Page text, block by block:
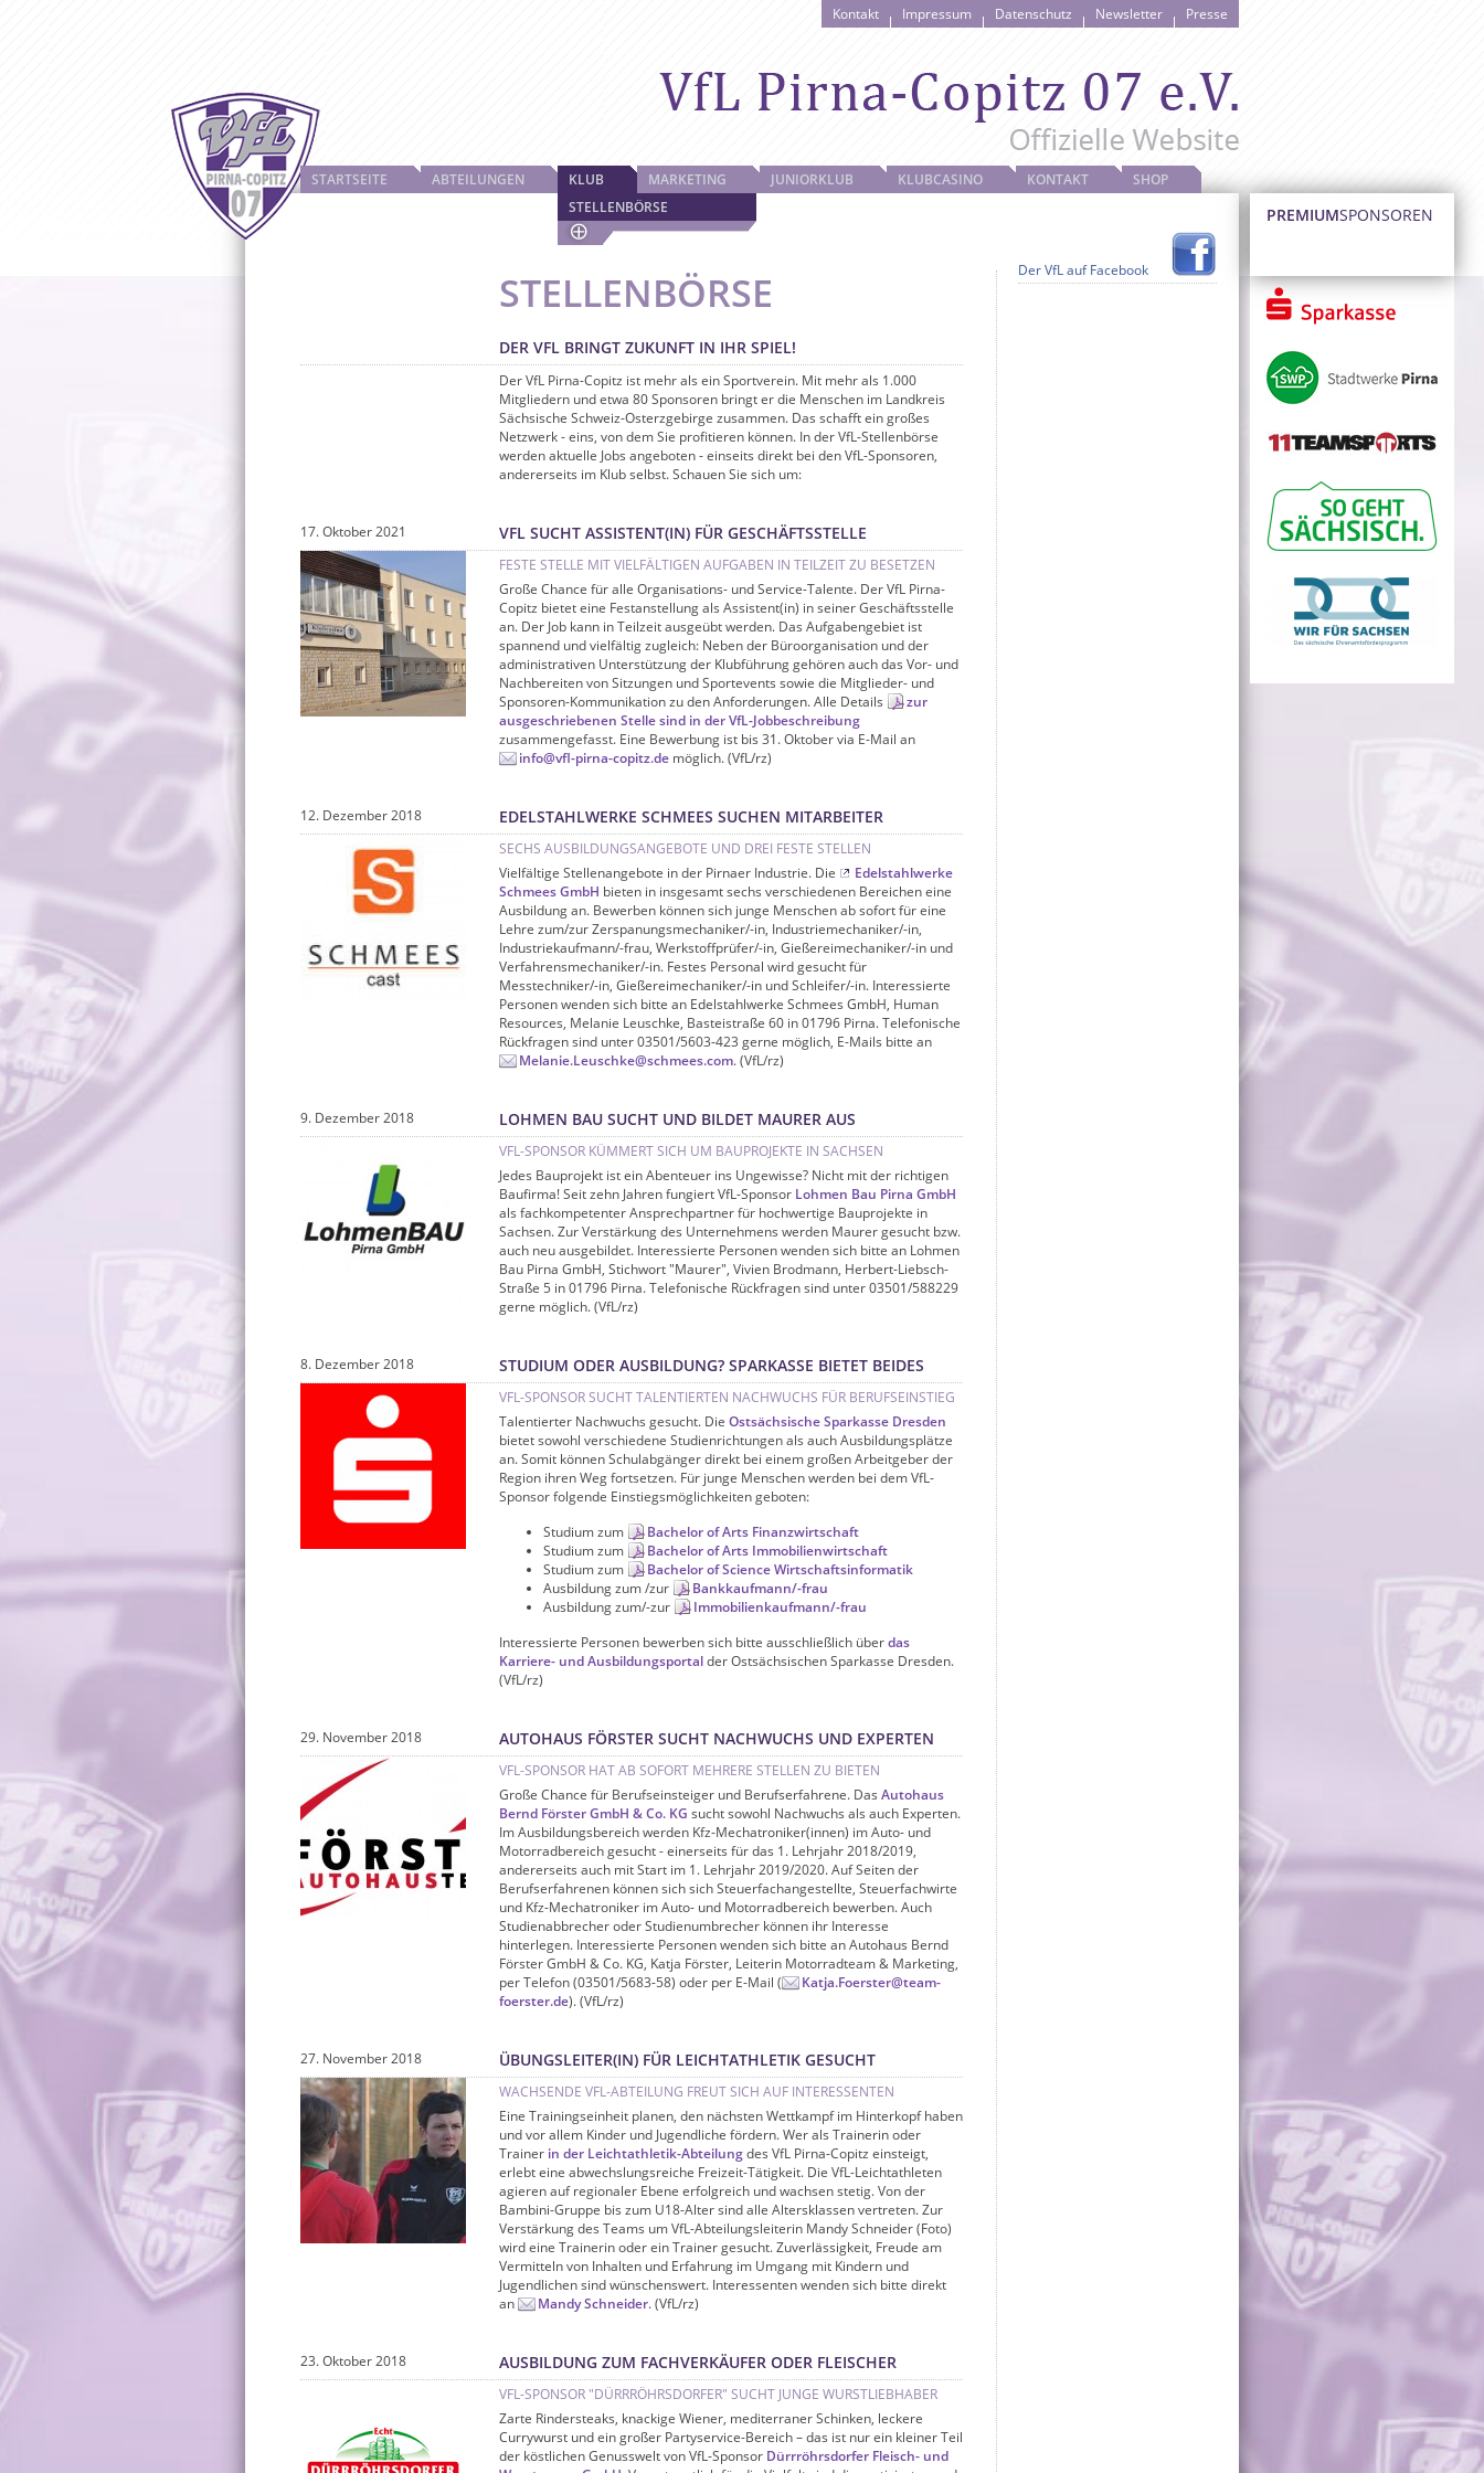
Kontakt Impressum Datenschutz Newsletter Presse
STARTSEITE ABTEILUNGEN
KLUB
STELLENBÖRSE
MARKETING JUNIORKLUB KLUBCASINO KONTAKT SHOP
Der VfL auf Facebook
PREMIUMSPONSOREN
STELLENBÖRSE
DER VFL BRINGT ZUKUNFT IN IHR SPIEL!
Der VfL Pirna-Copitz ist mehr als ein Sportverein. Mit mehr als 1.000
Mitgliedern und etwa 80 Sponsoren bringt er die Menschen im Landkreis
Sächsische Schweiz-Osterzgebirge zusammen. Das schafft ein großes
Netzwerk - eins, von dem Sie profitieren können. In der VfL-Stellenbörse
werden aktuelle Jobs angeboten - einseits direkt bei den VfL-Sponsoren,
andererseits im Klub selbst. Schauen Sie sich um:
VFL SUCHT ASSISTENT(IN) FÜR GESCHÄFTSSTELLE
17. Oktober 2021
FESTE STELLE MIT VIELFÄLTIGEN AUFGABEN IN TEILZEIT ZU BESETZEN
Große Chance für alle Organisations- und Service-Talente. Der VfL Pirna-
Copitz bietet eine Festanstellung als Assistent(in) in seiner Geschäftsstelle
an. Der Job kann in Teilzeit ausgeübt werden. Das Aufgabengebiet ist
spannend und vielfältig zugleich: Neben der Büroorganisation und der
administrativen Unterstützung der Klubführung gehören auch das Vor- und
Nachbereiten von Sitzungen und Sportevents sowie die Mitglieder- und
Sponsoren-Kommunikation zu den Anforderungen. Alle Details
zur
ausgeschriebenen Stelle sind in der VfL-Jobbeschreibung
zusammengefasst. Eine Bewerbung ist bis 31. Oktober via E-Mail an
info@vfl-pirna-copitz.de möglich. (VfL/rz)
EDELSTAHLWERKE SCHMEES SUCHEN MITARBEITER
12. Dezember 2018
SECHS AUSBILDUNGSANGEBOTE UND DREI FESTE STELLEN
Vielfältige Stellenangebote in der Pirnaer Industrie. Die
Edelstahlwerke
Schmees GmbH bieten in insgesamt sechs verschiedenen Bereichen eine
Ausbildung an. Bewerben können sich junge Menschen ab sofort für eine
Lehre zum/zur Zerspanungsmechaniker/-in, Industriemechaniker/-in,
Industriekaufmann/-frau, Werkstoffprüfer/-in, Gießereimechaniker/-in und
Verfahrensmechaniker/-in. Festes Personal wird gesucht für
Messtechniker/-in, Gießereimechaniker/-in und Schleifer/-in. Interessierte
Personen wenden sich bitte an Edelstahlwerke Schmees GmbH, Human
Resources, Melanie Leuschke, Basteistraße 60 in 01796 Pirna. Telefonische
Rückfragen sind unter 03501/5603-423 gerne möglich, E-Mails bitte an
Melanie.Leuschke@schmees.com. (VfL/rz)
LOHMEN BAU SUCHT UND BILDET MAURER AUS
9. Dezember 2018
VFL-SPONSOR KÜMMERT SICH UM BAUPROJEKTE IN SACHSEN
Jedes Bauprojekt ist ein Abenteuer ins Ungewisse? Nicht mit der richtigen
Baufirma! Seit zehn Jahren fungiert VfL-Sponsor Lohmen Bau Pirna GmbH
als fachkompetenter Ansprechpartner für hochwertige Bauprojekte in
Sachsen. Zur Verstärkung des Unternehmens werden Maurer gesucht bzw.
auch neu ausgebildet. Interessierte Personen wenden sich bitte an Lohmen
Bau Pirna GmbH, Stichwort "Maurer", Vivien Brodmann, Herbert-Liebsch-
Straße 5 in 01796 Pirna. Telefonische Rückfragen sind unter 03501/588229
gerne möglich. (VfL/rz)
STUDIUM ODER AUSBILDUNG? SPARKASSE BIETET BEIDES
8. Dezember 2018
VFL-SPONSOR SUCHT TALENTIERTEN NACHWUCHS FÜR BERUFSEINSTIEG
Talentierter Nachwuchs gesucht. Die Ostsächsische Sparkasse Dresden
bietet sowohl verschiedene Studienrichtungen als auch Ausbildungsplätze
an. Somit können Schulabgänger direkt bei einem großen Arbeitgeber der
Region ihren Weg fortsetzen. Für junge Menschen werden bei dem VfL-
Sponsor folgende Einstiegsmöglichkeiten geboten:
Studium zum
Bachelor of Arts Finanzwirtschaft
Studium zum
Bachelor of Arts Immobilienwirtschaft
Studium zum
Bachelor of Science Wirtschaftsinformatik
Ausbildung zum /zur
Bankkaufmann/-frau
Ausbildung zum/-zur
Immobilienkaufmann/-frau
Interessierte Personen bewerben sich bitte ausschließlich überdas
Karriere- und Ausbildungsportalder Ostsächsischen Sparkasse Dresden.
(VfL/rz)
AUTOHAUS FÖRSTER SUCHT NACHWUCHS UND EXPERTEN
29. November 2018
VFL-SPONSOR HAT AB SOFORT MEHRERE STELLEN ZU BIETEN
Große Chance für Berufseinsteiger und Berufserfahrene. Das Autohaus
Bernd Förster GmbH & Co. KG sucht sowohl Nachwuchs als auch Experten.
Im Ausbildungsbereich werden Kfz-Mechatroniker(innen) im Auto- und
Motorradbereich gesucht - einerseits für das 1. Lehrjahr 2018/2019,
andererseits auch mit Start im 1. Lehrjahr 2019/2020. Auf Seiten der
Berufserfahrenen können sich sich Steuerfachangestellte, Steuerfachwirte
und Kfz-Mechatroniker im Auto- und Motorradbereich bewerben. Auch
Studienabbrecher oder Studienumbrecher können ihr Interesse
hinterlegen. Interessierte Personen wenden sich bitte an Autohaus Bernd
Förster GmbH & Co. KG, Katja Förster, Leiterin Motorradteam & Marketing,
per Telefon (03501/5683-58) oder per E-Mail (
Katja.Foerster@team-
foerster.de). (VfL/rz)
ÜBUNGSLEITER(IN) FÜR LEICHTATHLETIK GESUCHT
27. November 2018
WACHSENDE VFL-ABTEILUNG FREUT SICH AUF INTERESSENTEN
Eine Trainingseinheit planen, den nächsten Wettkampf im Hinterkopf haben
und vor allem Kinder und Jugendliche fördern. Wer als Trainerin oder
Trainer in der Leichtathletik-Abteilungdes VfL Pirna-Copitz einsteigt,
erlebt eine abwechslungsreiche Freizeit-Tätigkeit. Die VfL-Leichtathleten
agieren auf regionaler Ebene erfolgreich und wachsen stetig. Von der
Bambini-Gruppe bis zum U18-Alter sind alle Altersklassen vertreten. Zur
Verstärkung des Teams um VfL-Abteilungsleiterin Mandy Schneider (Foto)
wird eine Trainerin oder ein Trainer gesucht. Zuverlässigkeit, Freude am
Vermitteln von Inhalten und Erfahrung im Umgang mit Kindern und
Jugendlichen sind wünschenswert. Interessenten wenden sich bitte direkt
an
Mandy Schneider. (VfL/rz)
AUSBILDUNG ZUM FACHVERKÄUFER ODER FLEISCHER
23. Oktober 2018
VFL-SPONSOR "DÜRRRÖHRSDORFER" SUCHT JUNGE WURSTLIEBHABER
Zarte Rindersteaks, knackige Wiener, mediterraner Schinken, leckere
Currywurst und ein großer Partyservice-Bereich – das ist nur ein kleiner Teil
der köstlichen Genusswelt von VfL-Sponsor Dürrröhrsdorfer Fleisch- und